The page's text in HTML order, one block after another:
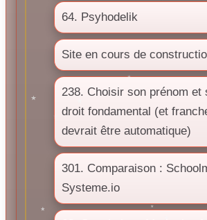
64. Psyhodelik
Site en cours de
238. Choisir son prénom et
droit fondamental (et
devrait être automatique)
301. Comparaison :
Systeme.io